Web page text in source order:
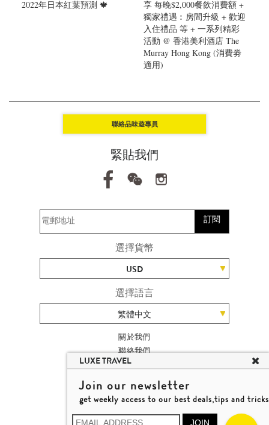
2022年日本紅葉預測 🍁
享 每晚$2,000餐飲消費額 +
獨家禮遇︰房間升級 + 歡迎
入住禮品 等 + 一系列精彩
活動 @ 香港美利酒店 The
Murray Hong Kong (消費劵
適用)
聯絡品味遊專員
緊貼我們
訂閱
選擇貨幣
USD
選擇語言
繁體中文
關於我們
聯絡我們
加入我們
旅遊網站地圖
楊廸深品味遊
© 2026 品味遊有限公司
LUXE TRAVEL
Join our newsletter
get weekly access to our best deals,tips and tricks
JOIN